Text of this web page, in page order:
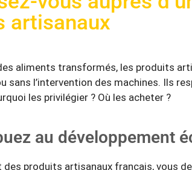
artisanaux
aliments transformés, les produits
sans l’intervention des machines. Ils
les privilégier ? Où les acheter ?
au développement
des produits artisanaux français, vous